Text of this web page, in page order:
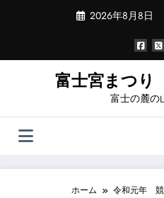
ツ
2026年8月8日
富士宮まつ
富士の麓の
ホーム 令和元年